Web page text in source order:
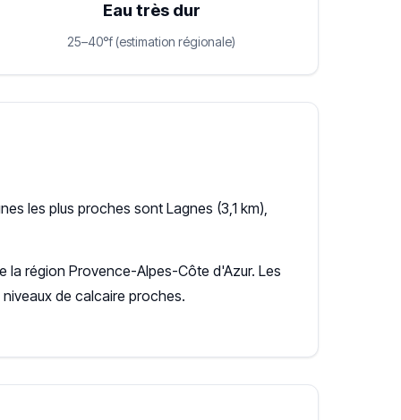
Eau très dur
25–40°f (estimation régionale)
les plus proches sont Lagnes (3,1 km),
la région Provence-Alpes-Côte d'Azur. Les
de calcaire proches.